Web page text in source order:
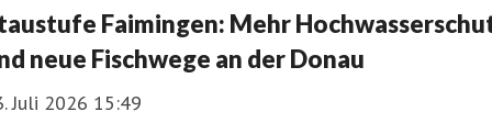
Faimingen: Mehr
neue Fischwege an der Donau
Juli 2026 15:49